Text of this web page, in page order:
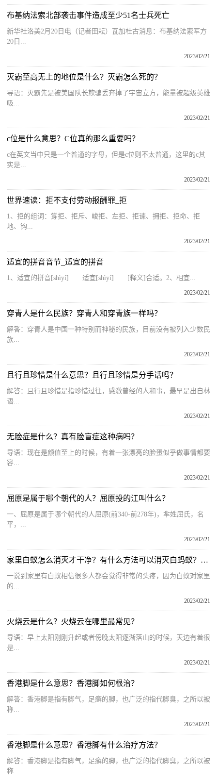
布基纳法索北部袭击事件造成至少51名士兵死亡
新华社洛美2月20日电（记者田耘）瓦加杜古消息：布基纳法索军方
20日...
2023/02/21
灭霸至高无上的地位是什么？灭霸怎么死的？
导语：灭霸先是被美国队长欺骗丢弃掉了宇宙立方，能量被超级英雄
吸...
2023/02/21
c位是什么意思？C位真的那么重要吗？
c在英文当中只是一个普通的字母，但是c位则不太普通，这里的c其
实是...
2023/02/21
世界速读：拒不支付劳动报酬罪_拒
1、拒的组词：牚拒、拒斥、峻拒、左拒、拒谏、拥拒、拒命、拒
地、钩...
2023/02/21
适宜的拼音音节_适宜的拼音
1、适宜的拼音[shìyí] 适宜[shìyí] [释义]合适。2、相宜...
2023/02/21
穿青人是什么民族？穿青人和穿青族一样吗？
解答：穿青人是中国一种特别而神秘的民族，目前没有被列入少数民
族...
2023/02/21
且行且珍惜是什么意思？且行且珍惜是分手话吗？
解答：且行且珍惜是指珍惜过往，感激曾经的人和事，最早是出自林
语...
2023/02/21
无脸症是什么？真有脸盲症这种病吗？
导语：现在是颜值至上的时候，有着一张漂亮的脸蛋似乎做事情都要
容...
2023/02/21
屈原是属于哪个朝代的人？屈原投的江叫什么？
一、屈原是属于哪个朝代的人屈原(前340-前278年)，芈姓屈氏，名
平，...
2023/02/21
家里白蚁怎么消灭才干净？有什么方法可以消灭白蚂蚁？白蚁防治方法
一说到家里有白蚁相信很多人都会觉得非常的头疼，因为白蚁对家里
的...
2023/02/21
火烧云是什么？火烧云在哪里最常见？
导语：早上太阳刚刚升起或者傍晚太阳逐渐落山的时候，天边有着很
是...
2023/02/21
香港脚是什么意思？香港脚如何根治？
解答：香港脚是指有脚气，足癣的脚，也广泛的指代脚臭，之所以被
称...
2023/02/21
香港脚是什么意思？香港脚有什么治疗方法？
解答：香港脚是指有脚气，足癣的脚，也广泛的指代脚臭，之所以被
称...